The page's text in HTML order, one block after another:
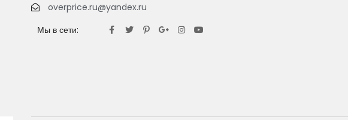
overprice.ru@yandex.ru
Мы в сети: